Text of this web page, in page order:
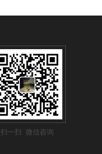
扫一扫 微信咨询